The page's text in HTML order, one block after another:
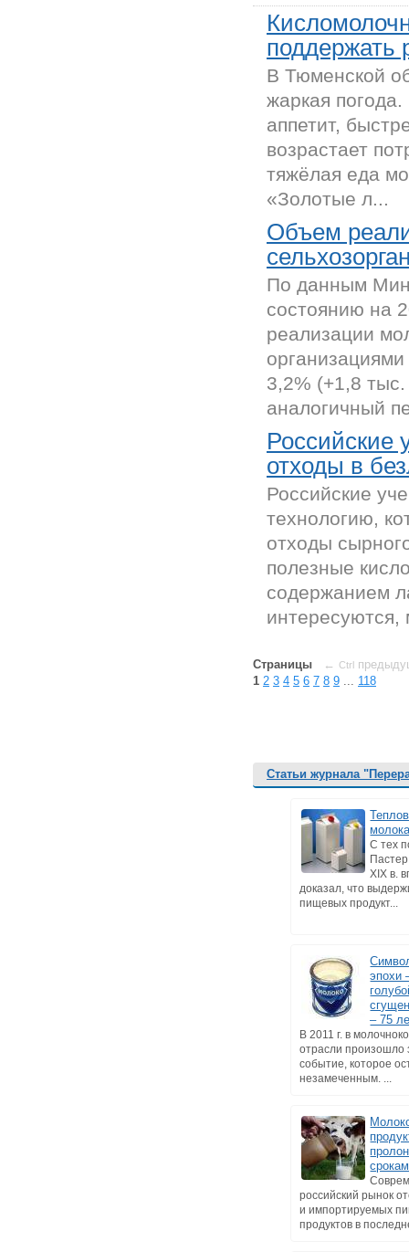
поддержать
В Тюменской
жаркая
аппетит,
возрастает
тяжёлая еда
«Золотые л...
Объем
По данным
состоянию на
реализации
3,2% (+1,8
аналогичный
Российские
отходы в
Российские
технологию,
отходы
полезные
содержанием
Страницы ← Ctrl
1 2 3 4 5 6 7 8 9 ... 118
Статьи журнала
С тех
XIX в.
доказал, что
пищевых продукт...
эпохи
– 75
В 2011 г. в
отрасли произошло
событие, которое
незамеченным. ...
российский рынок
и импортируемых
продуктов в